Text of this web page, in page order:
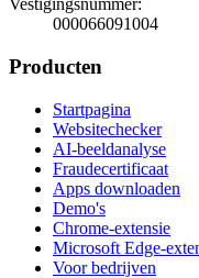
Vestigingsnummer:
000066091004
Producten
Startpagina
Websitechecker
AI-beeldanalyse
Fraudecertificaat
Apps downloaden
Demo's
Chrome-extensie
Microsoft Edge-
Voor bedrijven